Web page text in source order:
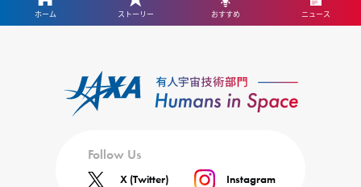
ホーム ストーリー おすすめ ニュース
Follow Us
X (Twitter) Instagram